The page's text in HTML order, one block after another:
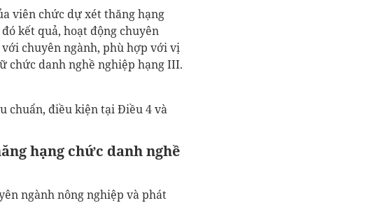
viên chức dự xét thăng hạng
kết quả, hoạt động chuyên
chuyên ngành, phù hợp với vị
chức danh nghề nghiệp hạng III.
chuẩn, điều kiện tại Điều 4 và
hạng chức danh nghề
ngành nông nghiệp và phát